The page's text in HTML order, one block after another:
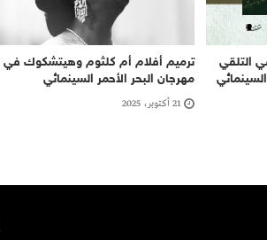
التلقي
ترميم أفلام أم كلثوم وهيتشكوك في
مهرجان البحر الأحمر السينمائي
21 أكتوبر، 2025